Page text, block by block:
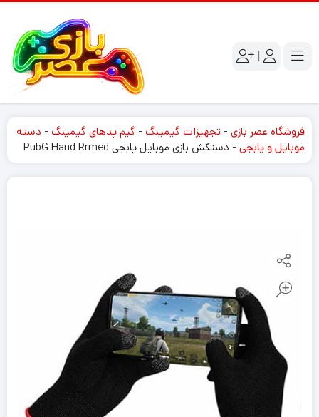
|
فروشگاه عصر بازی - تجهیزات گیمینگ - گیم پدهای گیمینگ - دسته
موبایل و پابجی - دستکش بازی موبایل پابجی PubG Hand Rrmed